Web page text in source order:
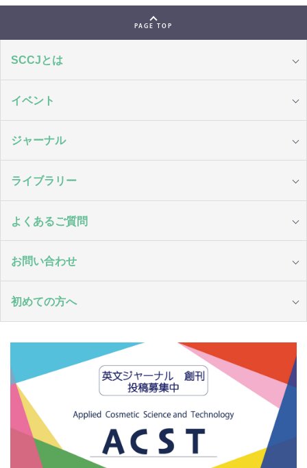
PAGE TOP
SCCJとは
イベント
ジャーナル
ライブラリー
よくあるご質問
お問い合わせ
初めての方へ